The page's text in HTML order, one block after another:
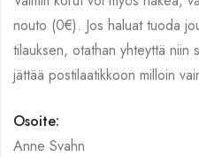
nouto (0€). Jos haluat tuoda
tilauksen, otathan yhteyttä niin
jättää postilaatikkoon milloin
Osoite:
Anne Svahn